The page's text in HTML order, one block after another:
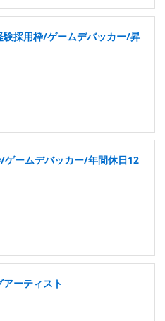
験採用枠/ゲームデバッカー/昇
ゲームデバッカー/年間休日12
アーティスト